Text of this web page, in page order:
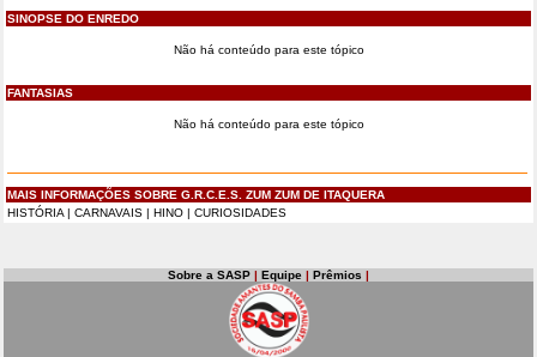
SINOPSE DO ENREDO
Não há conteúdo para este tópico
FANTASIAS
Não há conteúdo para este tópico
MAIS INFORMAÇÕES SOBRE G.R.C.E.S. ZUM ZUM DE ITAQUERA
HISTÓRIA | CARNAVAIS | HINO | CURIOSIDADES
Sobre a SASP | Equipe | Prêmios |